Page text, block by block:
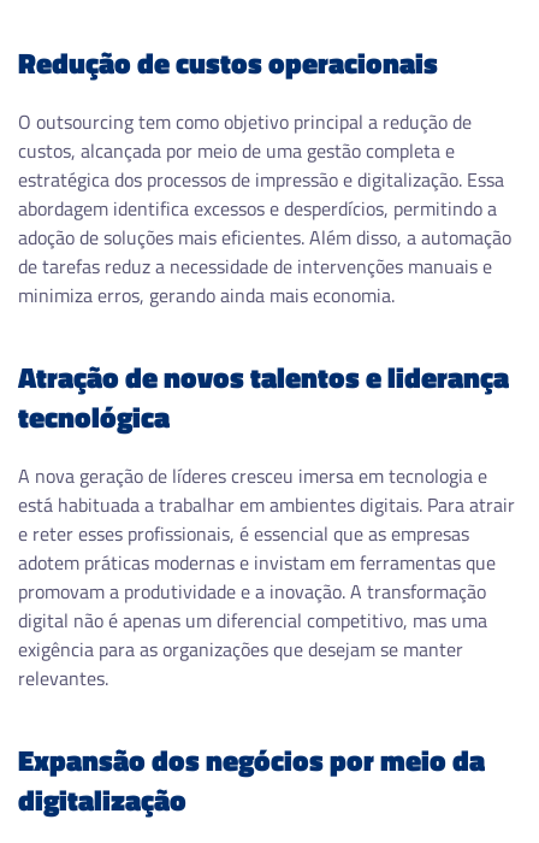
Redução de custos operacionais
O outsourcing tem como objetivo principal a redução de
custos, alcançada por meio de uma gestão completa e
estratégica dos processos de impressão e digitalização. Essa
abordagem identifica excessos e desperdícios, permitindo a
adoção de soluções mais eficientes. Além disso, a automação
de tarefas reduz a necessidade de intervenções manuais e
minimiza erros, gerando ainda mais economia.
Atração de novos talentos e liderança
tecnológica
A nova geração de líderes cresceu imersa em tecnologia e
está habituada a trabalhar em ambientes digitais. Para atrair
e reter esses profissionais, é essencial que as empresas
adotem práticas modernas e invistam em ferramentas que
promovam a produtividade e a inovação. A transformação
digital não é apenas um diferencial competitivo, mas uma
exigência para as organizações que desejam se manter
relevantes.
Expansão dos negócios por meio da
digitalização